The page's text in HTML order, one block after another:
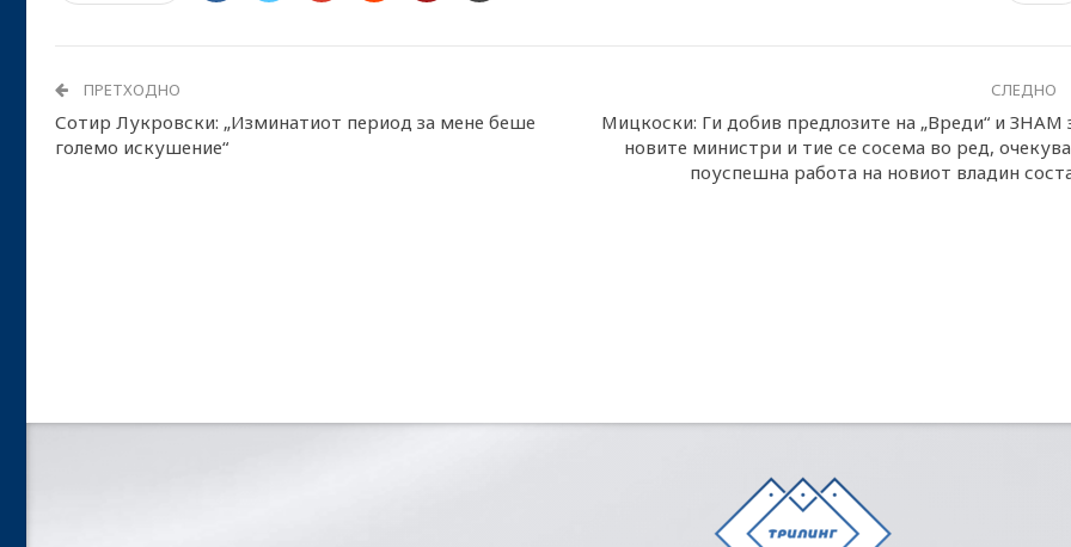
ПРЕТХОДНО
Сотир Лукровски: „Изминатиот период за мене беше
големо искушение“
СЛЕДНО
Мицкоски: Ги добив предлозите на „Вреди“ и ЗНАМ
новите министри и тие се сосема во ред,
поуспешна работа на новиот владин